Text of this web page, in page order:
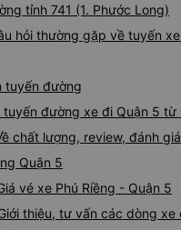
tỉnh 741 (1. Phước Long)
hỏi thường gặp về tuyến
tuyến đường
tuyến đường xe đi Quận 5 từ
chất lượng, review, đánh
Quận 5
vé xe Phú Riềng - Quận 5
thiệu, tư vấn các dòng xe